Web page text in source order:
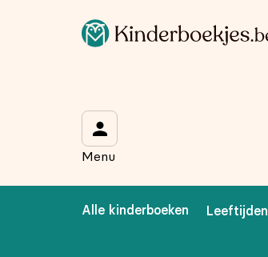
Menu
Alle kinderboeken Leeftijden
Op de hoogte blijven van onze acties?
Wat is je voornaam?